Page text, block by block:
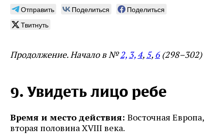
Отправить Поделиться
Поделиться
Твитнуть
Продолжение. Начало в №2, 3, 4, 5, 6(298–302)
9. Увидеть лицо ребе
Время и место действия: Восточная Европа,
вторая половина XVIII века.